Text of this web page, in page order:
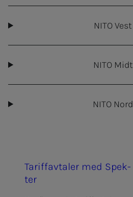
NITO Vest
NITO Midt
NITO Nord
Ta­riff­av­ta­­­ler med Spek­­­
ter